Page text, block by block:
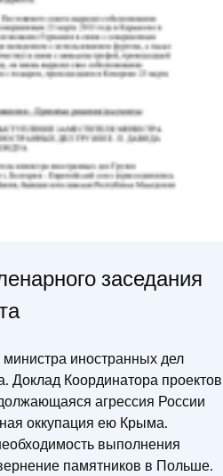
заседания
иностранных дел
Доклад Координатора проектов
агрессия России
оккупация ею Крыма.
выполнения
памятников в Польше.